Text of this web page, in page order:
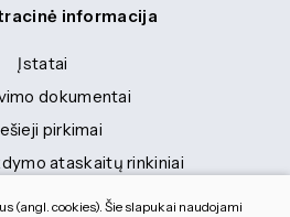
informacija
Įstatai
dokumentai
pirkimai
ataskaitų rinkiniai
ataskaitų rinkiniai
(angl. cookies). Šie slapukai naudojami